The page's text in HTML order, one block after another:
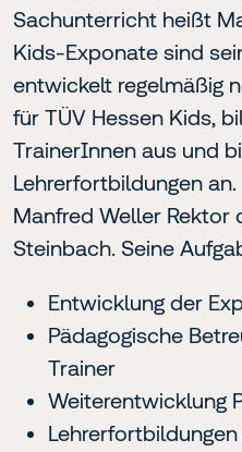
Sachunterricht heißt
Kids-Exponate sind
entwickelt regelmäßig
für TÜV Hessen Kids,
TrainerInnen aus und
Lehrerfortbildungen
Manfred Weller Rektor
Steinbach. Seine
Entwicklung der
Pädagogische
Trainer
Weiterentwicklung
Lehrerfortbildungen